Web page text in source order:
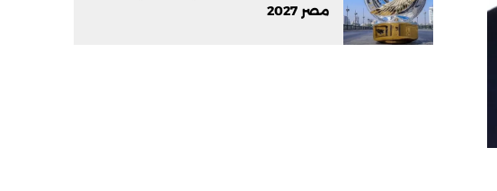
مصر 2027